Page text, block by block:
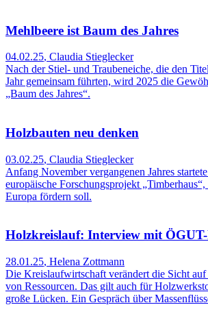
Mehlbeere ist Baum des Jahres
04.02.25, Claudia Stieglecker
Nach der Stiel- und Traubeneiche, die den
Jahr gemeinsam führten, wird 2025 die
„Baum des Jahres“.
Holzbauten neu denken
03.02.25, Claudia Stieglecker
Anfang November vergangenen Jahres
europäische Forschungsprojekt
Europa fördern soll.
Holzkreislauf: Interview mit
28.01.25, Helena Zottmann
Die Kreislaufwirtschaft verändert die Sicht
von Ressourcen. Das gilt auch für
große Lücken. Ein Gespräch über